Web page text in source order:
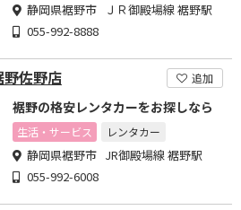
静岡県裾野市 ＪＲ御殿場線 裾野駅
055-992-8888
野佐野店 追加
裾野の格安レンタカーをお探しなら
生活・サービス レンタカー
静岡県裾野市 JR御殿場線 裾野駅
055-992-6008